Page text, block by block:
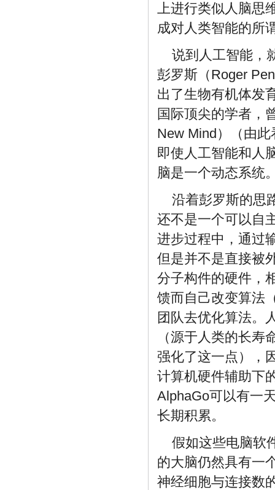
上进行类似人脑思
成对人类智能的所
说到人工智能，
彭罗斯（Roger
出了生物有机体发
国际顶尖的学者，
New Mind）（由
即使人工智能和人
脑是一个动态系统
沿着彭罗斯的思
还不是一个可以自
进步过程中，通过
但是并不是直接被
分子构件的硬件，
馈而自己改变算法
团队去优化算法。
（源于人类的长
强化了这一点），
计算机硬件辅助下
AlphaGo可以有一
长期积累。
假如这些电脑软
的大脑仍然具有一
神经细胞与连接数